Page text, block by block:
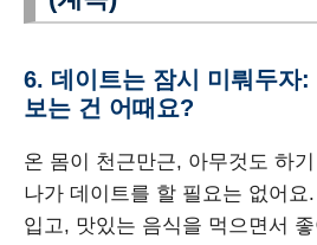
6. 데이트는 잠시 미뤄두자
보는 건 어때요?
온 몸이 천근만근, 아무것도 하
나가 데이트를 할 필요는 없어요
입고, 맛있는 음식을 먹으면서